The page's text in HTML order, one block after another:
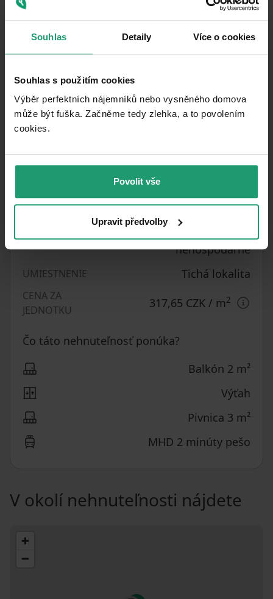
Souhlas Detaily Více o cookies
Souhlas s použitím cookies
Výběr perfektních nájemníků nebo vysněného domova
může být fuška. Začněme tedy zlehka, a to povolením
cookies.​
Povolit vše
Upravit předvolby
DOSTUPNÉ OD 26. 1. 2023
KONŠTRUKCIA BUDOVY Tehla
VYBAVENÉ
ČÍSLO INZERÁTU
REKONŠTRUKCIA Interiér
ÚŽITKOVÁ PLOCHA
STAV Veľmi dobrý
POSCHODIE 2. poschodie z 6
PENB
G - Mimoriadne
nehospodárne
UMIESTNENIE Tichá lokalita
CENA ZA
JEDNOTKU
317,65 CZK / m2
Čo táto nehnuteľnosť ponúka?
Balkón 2 m²
Výťah
Pivnica 3 m²
MHD 2 minúty pešo
V okolí nehnuteľnosti nájdete